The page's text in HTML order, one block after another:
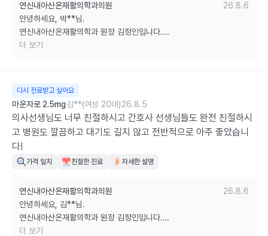
연신내아산온재활의학과의원
26.8.6
안녕하세요, 박**님.
연신내아산온재활의학과 원장 김정인입니다.
록 항상 최선을 다하겠습니다.
감사합니다.
더 보기
다시 진료받고 싶어요
마운자로 2.5mg김**(여성 20대)26.8.5
의사선생님도 너무 친절하시고 간호사 선생님들도 완전 친절하시
고 병원도 깔끔하고 대기도 길지 않고 전반적으로 아주 좋았습니
다!
가격 일치 친절한 진료 자세한 설명
연신내아산온재활의학과의원
26.8.6
안녕하세요, 김**님.
연신내아산온재활의학과 원장 김정인입니다.
더 보기